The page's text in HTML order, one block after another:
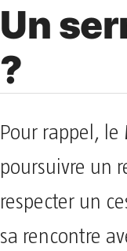
Un
?
Pour rappel,
poursuivre un
respecter un
sa rencontre